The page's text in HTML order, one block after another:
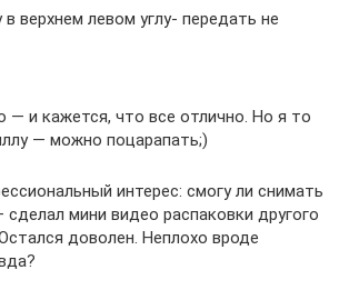
верхнем левом углу- передать не
— и кажется, что все отлично. Но я то
— можно поцарапать;)
интерес: смогу ли снимать
мини видео распаковки другого
доволен. Неплохо вроде